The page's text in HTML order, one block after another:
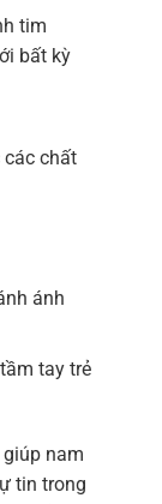
tim
bất kỳ
các chất
ánh
tay trẻ
nam
tin trong